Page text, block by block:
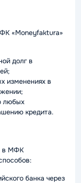
«Moneyfaktura»
долг в
изменениях в
любых
кредита.
в МФК
банка через